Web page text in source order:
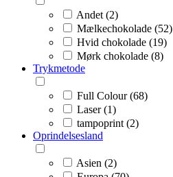
Andet (2)
Mælkechokolade (52)
Hvid chokolade (19)
Mørk chokolade (8)
Trykmetode
Full Colour (68)
Laser (1)
tampoprint (2)
Oprindelsesland
Asien (2)